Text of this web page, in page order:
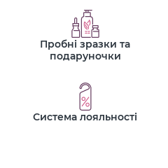
Пробні зразки та
подаруночки
Система лояльності